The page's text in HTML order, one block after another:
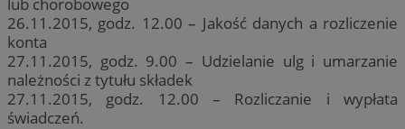
26.11.2015, godz. 12.00 – Jakość danych a rozliczenie
konta
27.11.2015, godz. 9.00 – Udzielanie ulg i umarzanie
należności z tytułu składek
27.11.2015, godz. 12.00 – Rozliczanie i wypłata
świadczeń.